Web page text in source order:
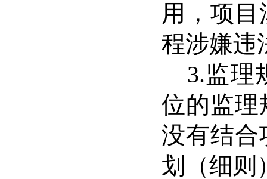
用，项
程涉嫌违
3.监理
位的监理
没有结合
划（细则